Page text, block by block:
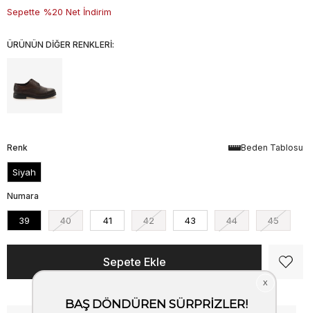
Sepette %20 Net İndirim
ÜRÜNÜN DİĞER RENKLERİ:
Beden Tablosu
Renk
Siyah
Numara
39 40 41 42 43 44 45